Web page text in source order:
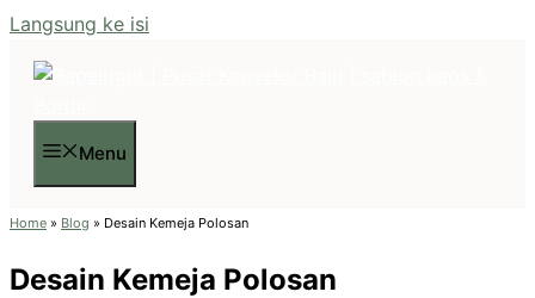
Langsung ke isi
Menu
Home » Blog » Desain Kemeja Polosan
Desain Kemeja Polosan